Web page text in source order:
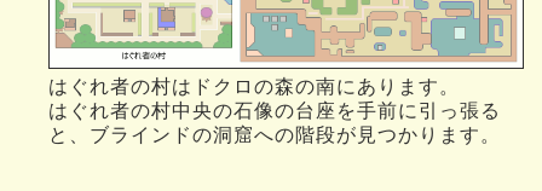
はぐれ者の村はドクロの森の南にあります。
はぐれ者の村中央の石像の台座を手前に引っ張る
と、ブラインドの洞窟への階段が見つかります。